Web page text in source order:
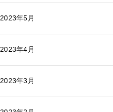
2023年5月
2023年4月
2023年3月